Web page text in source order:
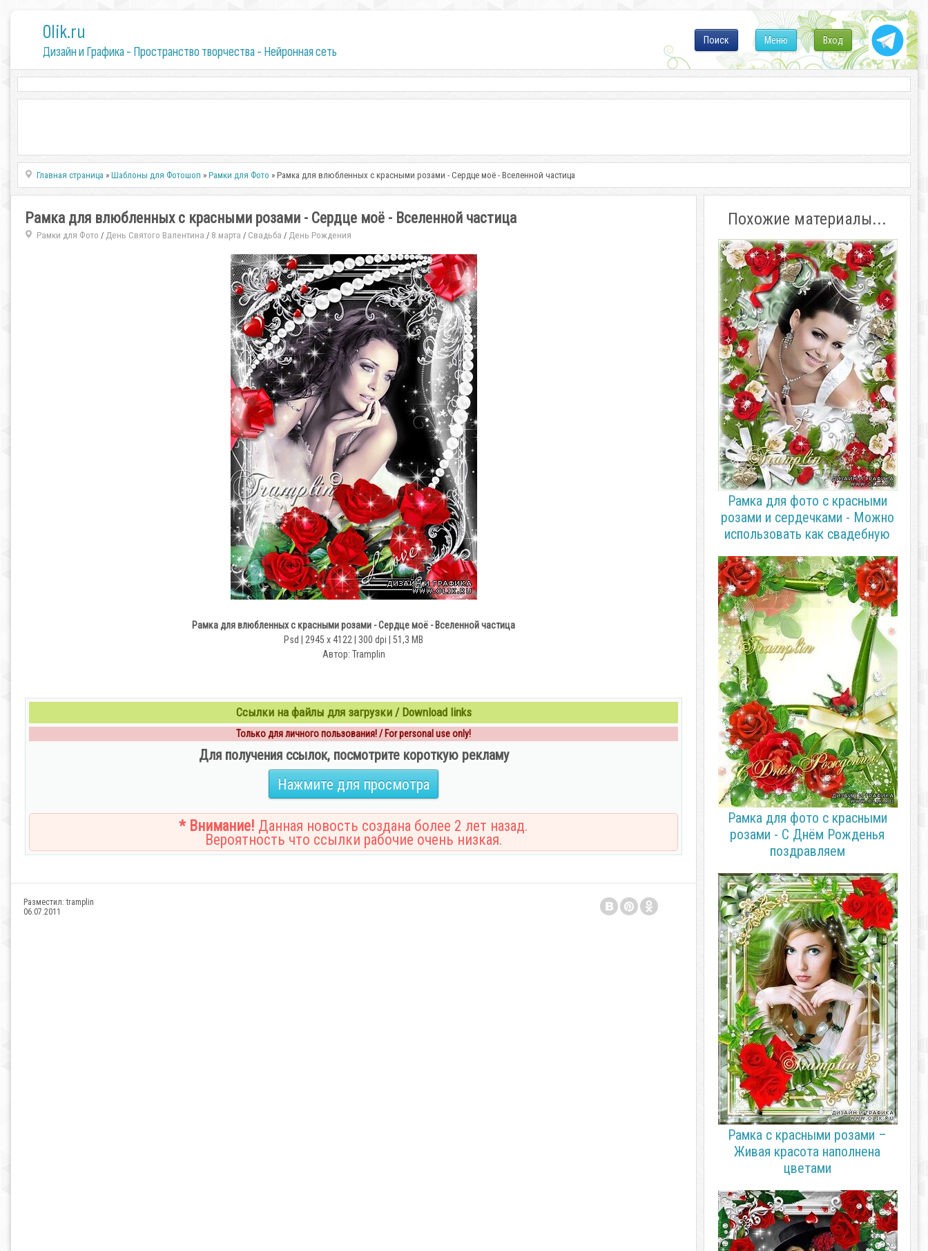
0lik.ru
Дизайн и Графика - Пространство творчества - Нейронная сеть
Вход
Меню
Поиск
Главная страница »Шаблоны для Фотошоп »Рамки для Фото » Рамка для влюбленных с красными розами - Сердце моё - Вселенной частица
Рамка для влюбленных с красными розами - Сердце моё - Вселенной частица
Рамки для Фото / День Святого Валентина / 8 марта / Свадьба / День Рождения
Рамка для влюбленных с красными розами - Сердце моё - Вселенной частица
Psd | 2945 x 4122 | 300 dpi | 51,3 MB
Автор: Tramplin
Ссылки на файлы для загрузки / Download links
Только для личного пользования! / For personal use only!
Для получения ссылок, посмотрите короткую рекламу
Нажмите для просмотра
* Внимание! Данная новость создана более 2 лет назад.
Вероятность что ссылки рабочие очень низкая.
Разместил: tramplin
06.07.2011
Похожие материалы...
Рамка для фото с красными
розами и сердечками - Можно
использовать как свадебную
Рамка для фото с красными
розами - С Днём Рожденья
поздравляем
Рамка с красными розами –
Живая красота наполнена
цветами